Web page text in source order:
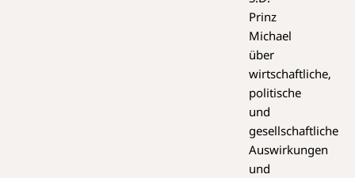
Prinz
Michael
über
wirtschaftliche,
politische
und
gesellschaftliche
Auswirkungen
und